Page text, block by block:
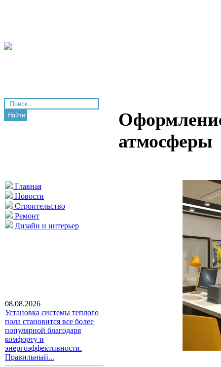
Найти
Главная
Новости
Строительство
Ремонт
Дизайн и интерьер
08.08.2026
Установка системы теплого
пола становится все более
популярной благодаря
комфорту и
энергоэффективности.
Правильный...
атмосферы